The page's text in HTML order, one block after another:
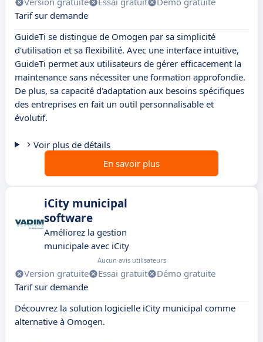
Tarif sur demande
GuideTi se distingue de Omogen par sa simplicité
d'utilisation et sa flexibilité. Avec une interface intuitive,
GuideTi permet aux utilisateurs de gérer efficacement la
maintenance sans nécessiter une formation approfondie.
De plus, sa capacité d'adaptation aux besoins spécifiques
des entreprises en fait un outil personnalisable et
évolutif.
Voir plus de détails
En savoir plus
iCity municipal
software
Améliorez la gestion
municipale avec iCity
Aucun avis utilisateurs
Version gratuite Essai gratuit
Démo gratuite
Tarif sur demande
Découvrez la solution logicielle iCity municipal comme
alternative à Omogen.